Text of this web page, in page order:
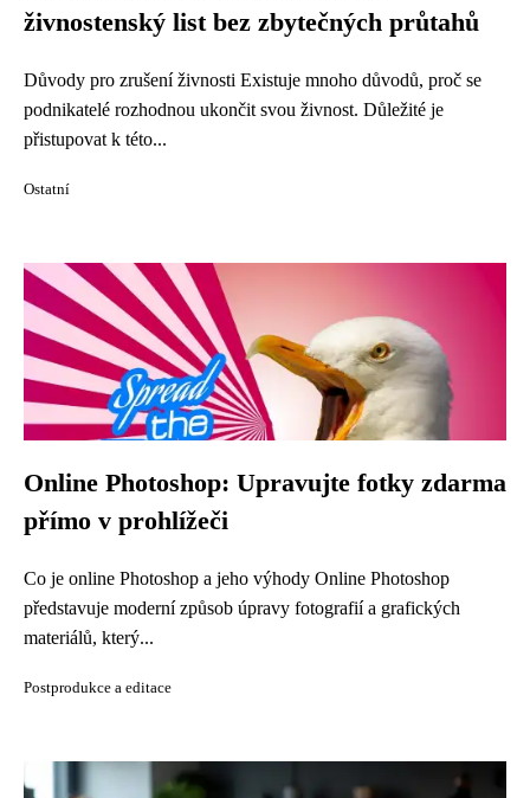
živnostenský list bez zbytečných průtahů
Důvody pro zrušení živnosti Existuje mnoho důvodů, proč se
podnikatelé rozhodnou ukončit svou živnost. Důležité je
přistupovat k této...
Ostatní
Online Photoshop: Upravujte fotky zdarma
přímo v prohlížeči
Co je online Photoshop a jeho výhody Online Photoshop
představuje moderní způsob úpravy fotografií a grafických
materiálů, který...
Postprodukce a editace